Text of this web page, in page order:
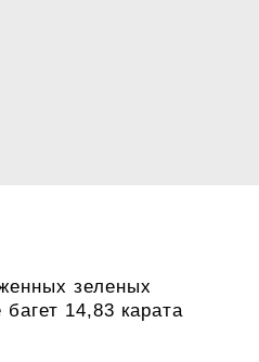
зеленых
14,83 карата